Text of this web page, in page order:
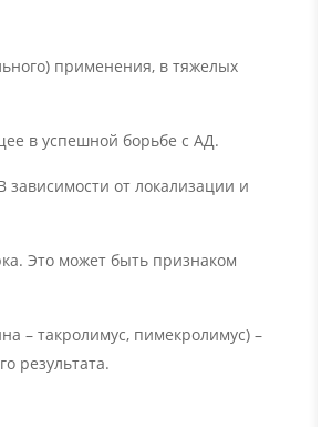
применения, в тяжелых
в успешной борьбе с АД.
от локализации и
Это может быть признаком
– такролимус, пимекролимус) –
результата.